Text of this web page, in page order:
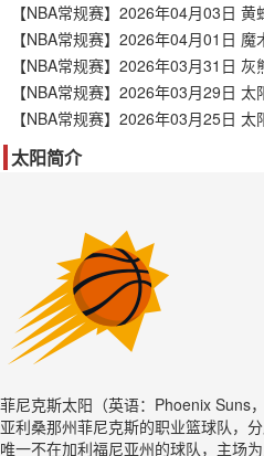
【NBA常规赛】2026年04月03日
【NBA常规赛】2026年04月01日
【NBA常规赛】2026年03月31日
【NBA常规赛】2026年03月29日
【NBA常规赛】2026年03月25日
太阳简介
菲尼克斯太阳（英语：Phoenix Suns
亚利桑那州菲尼克斯的职业篮球队，
唯一不在加利福尼亚州的球队，主场为